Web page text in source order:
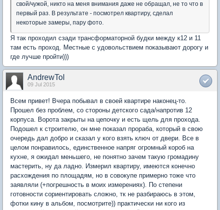
свой/чужой, никто на меня внимания даже не обращал, не то что в
первый раз. В результате - посмотрел квартиру, сделал
некоторые замеры, пару фото.
Я так проходил сзади трансформаторной будки между к12 и 11
там есть проход. Местные с удовольствием показывают дорогу и
где лучше пройти)))
AndrewTol
09 Jul 2015
Всем привет! Вчера побывал в своей квартире наконец-то.
Прошел без проблем, со стороны детского сада/напротив 12
корпуса. Ворота закрыты на цепочку и есть щель для прохода.
Подошел к строителю, он мне показал прораба, который в свою
очередь дал добро и сказал у кого взять ключ от двери. Все в
целом понравилось, единственное напряг огромный короб на
кухне, я ожидал меньшего, не понятно зачем такую громадину
мастерить, ну да ладно. Измерил квартиру, имеются конечно
расхождения по площадям, но в совокупе примерно тоже что
заявляли (+погрешность в моих измерениях). По степени
готовности сориентировать сложно, тк не разбираюсь в этом,
фотки кину в альбом, посмотрите)) практически ни кого из